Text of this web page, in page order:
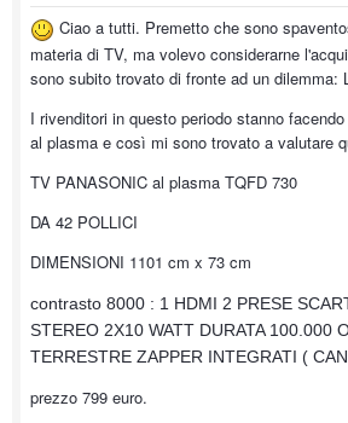
Ciao a tutti. Premetto che sono
materia di TV, ma volevo considerarne
sono subito trovato di fronte ad un dilemma:
I rivenditori in questo periodo stanno
al plasma e così mi sono trovato a valutare
TV PANASONIC al plasma TQFD 730
DA 42 POLLICI
DIMENSIONI 1101 cm x 73 cm
contrasto 8000 : 1 HDMI 2 PRESE
STEREO 2X10 WATT DURATA 100.000
TERRESTRE ZAPPER INTEGRATI (
prezzo 799 euro.